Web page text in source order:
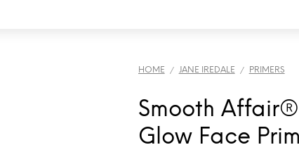
HOME / JANE IREDALE / PRIMERS
Smooth
Glow Face